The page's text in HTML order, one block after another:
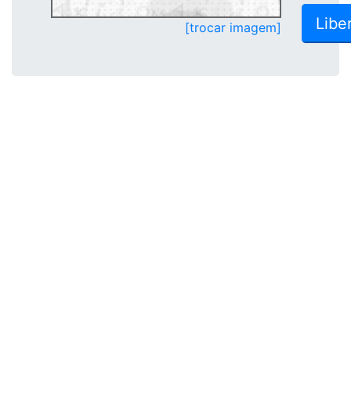
[trocar imagem]